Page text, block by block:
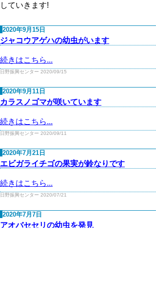
していきます!
2020年9月15日
ジャコウアゲハの幼虫がいます
続きはこちら...
日野振興センター 2020/09/15
2020年9月11日
カラスノゴマが咲いています
続きはこちら...
日野振興センター 2020/09/11
2020年7月21日
エビガライチゴの果実が鈴なりです
続きはこちら...
日野振興センター 2020/07/21
2020年7月7日
アオバセセリの幼虫を発見